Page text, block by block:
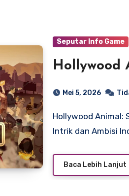
Seputar Info Game
Hollywood
Mei 5, 2026
Hollywood Animal: Simulasi Brutal Dunia Film yang Penuh
Intrik dan Ambisi
Baca Lebih Lanjut